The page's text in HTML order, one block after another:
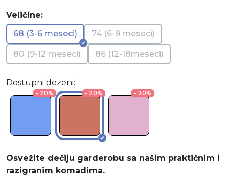
Veličine:
68 (3-6 meseci)
74 (6-9 meseci)
80 (9-12 meseci) 86 (12-18meseci)
Dostupni dezeni:
- 20% - 20% - 20%
Osvežite dečiju garderobu sa našim praktičnim i
razigranim komadima.